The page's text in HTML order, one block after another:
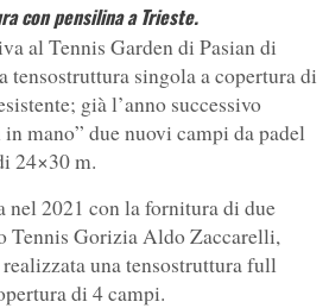
con pensilina a Trieste.
al Tennis Garden di Pasian di
tensostruttura singola a copertura di
già l’anno successivo
mano” due nuovi campi da padel
24×30 m.
nel 2021 con la fornitura di due
Tennis Gorizia Aldo Zaccarelli,
una tensostruttura full
di 4 campi.